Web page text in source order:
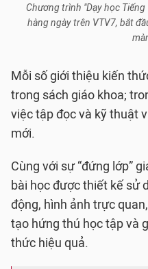
Chương trình "Dạy học
hàng ngày trên VTV7, bắt
Mỗi số giới thiệu kiến
trong sách giáo khoa;
việc tập đọc và kỹ thuật
mới.
Cùng với sự “đứng lớp”
bài học được thiết kế sử
động, hình ảnh trực
tạo hứng thú học tập và
thức hiệu quả.